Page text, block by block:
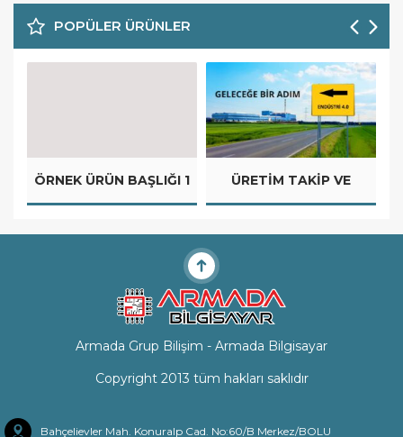
POPÜLER ÜRÜNLER
ÖRNEK ÜRÜN BAŞLIĞI 1
ÜRETIM TAKIP VE
Armada Grup Bilişim - Armada Bilgisayar
Copyright 2013 tüm hakları saklıdır
Bahçelievler Mah. Konuralp Cad. No:60/B Merkez/BOLU